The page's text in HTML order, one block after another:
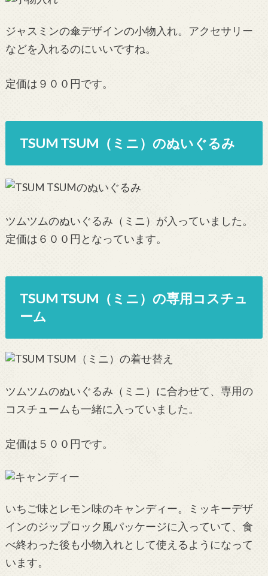
ジャスミンの傘デザインの小物入れ。アクセサリー
などを入れるのにいいですね。
定価は９００円です。
TSUM TSUM（ミニ）のぬいぐるみ
ツムツムのぬいぐるみ（ミニ）が入っていました。
定価は６００円となっています。
TSUM TSUM（ミニ）の専用コスチュ
ーム
ツムツムのぬいぐるみ（ミニ）に合わせて、専用の
コスチュームも一緒に入っていました。
定価は５００円です。
いちご味とレモン味のキャンディー。ミッキーデザ
インのジップロック風パッケージに入っていて、食
べ終わった後も小物入れとして使えるようになって
います。